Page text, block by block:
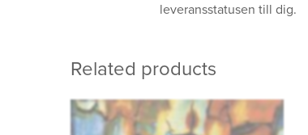
leveransstatusen till dig.
Related products